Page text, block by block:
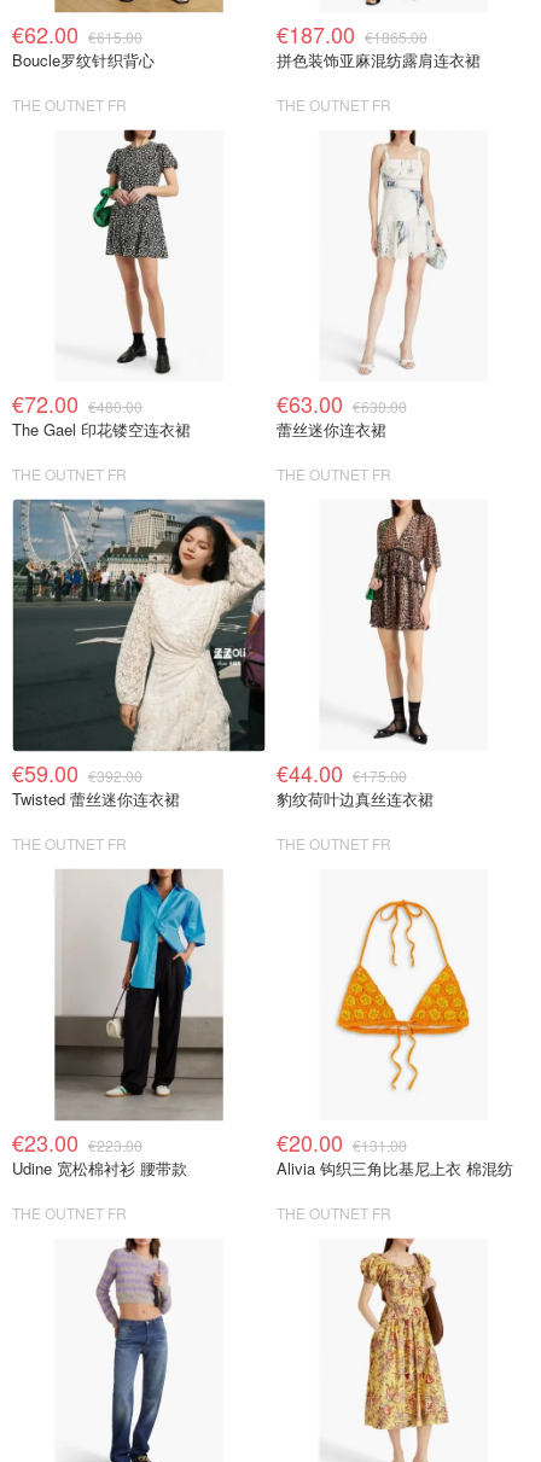
€62.00 €615.00
Boucle罗纹针织背心
THE OUTNET FR
€187.00 €1865.00
拼色装饰亚麻混纺露肩连衣裙
THE OUTNET FR
€72.00 €480.00
The Gael 印花镂空连衣裙
THE OUTNET FR
€63.00 €630.00
蕾丝迷你连衣裙
THE OUTNET FR
€59.00 €392.00
Twisted 蕾丝迷你连衣裙
THE OUTNET FR
€44.00 €175.00
豹纹荷叶边真丝连衣裙
THE OUTNET FR
€23.00 €223.00
Udine 宽松棉衬衫 腰带款
THE OUTNET FR
€20.00 €131.00
Alivia 钩织三角比基尼上衣 棉混纺
THE OUTNET FR